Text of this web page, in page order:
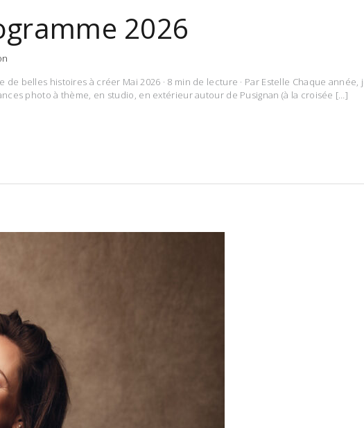
2026
belles histoires à créer Mai 2026 · 8 min de lecture · Par Estelle Chaque année,
photo à thème, en studio, en extérieur autour de Pusignan (à la croisée […]